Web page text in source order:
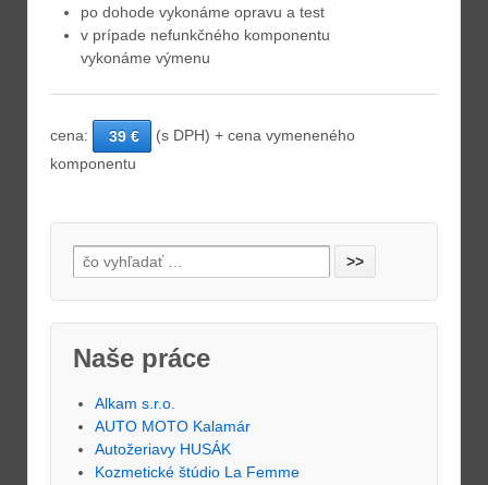
po dohode vykonáme opravu a test
v prípade nefunkčného komponentu
vykonáme výmenu
cena: 39 €
(s DPH) + cena vymeneného
komponentu
Naše práce
Alkam s.r.o.
AUTO MOTO Kalamár
Autožeriavy HUSÁK
Kozmetické štúdio La Femme